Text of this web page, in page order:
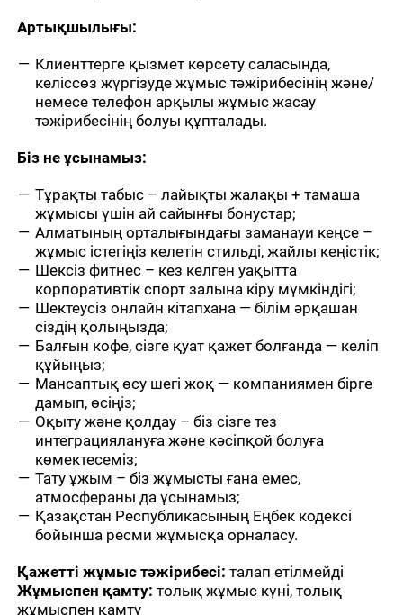
Артықшылығы:
Клиенттерге қызмет көрсету саласында,
келіссөз жүргізуде жұмыс тәжірибесінің және/
немесе телефон арқылы жұмыс жасау
тәжірибесінің болуы құпталады.
Біз не ұсынамыз:
Тұрақты табыс – лайықты жалақы + тамаша
жұмысы үшін ай сайынғы бонустар;
Алматының орталығындағы заманауи кеңсе –
жұмыс істегіңіз келетін стильді, жайлы кеңістік; ️‍
Шексіз фитнес – кез келген уақытта
корпоративтік спорт залына кіру мүмкіндігі;
Шектеусіз онлайн кітапхана — білім әрқашан
сіздің қолыңызда;
Балғын кофе, сізге қуат қажет болғанда — келіп
құйыңыз;
Мансаптық өсу шегі жоқ — компаниямен бірге
дамып, өсіңіз;
Оқыту және қолдау – біз сізге тез
интеграциялануға және кәсіпқой болуға
көмектесеміз;
Тату ұжым – біз жұмысты ғана емес,
атмосфераны да ұсынамыз;
Қазақстан Республикасының Еңбек кодексі
бойынша ресми жұмысқа орналасу.
Қажетті жұмыс тәжірибесі: талап етілмейді
Жұмыспен қамту:толық жұмыс күні, толық
жұмыспен қамту